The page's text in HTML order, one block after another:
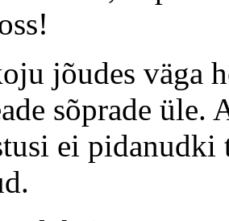
jõudes väga
sõprade
ei